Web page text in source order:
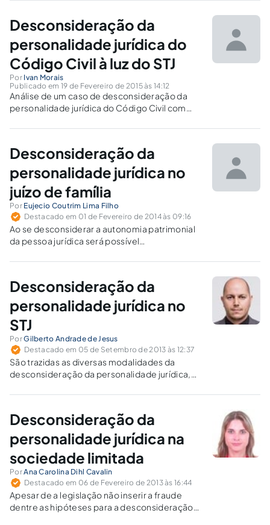
Desconsideração da
personalidade jurídica do
Código Civil à luz do STJ
Por Ivan Morais
Publicado em 19 de Fevereiro de 2015 às 14:12
Análise de um caso de desconsideração da
personalidade jurídica do Código Civil com
de Janeiro de 2015. Tem que ser demonstrado
suficiente a dissolução irregular.
Desconsideração da
personalidade jurídica no
juízo de família
Por Eujecio Coutrim Lima Filho
Destacado em 01 de Fevereiro de 2014 às 09:16
Ao se desconsiderar a autonomia patrimonial
da pessoa jurídica será possível
devido ao ex-cônjuge ou ex-companheiro.
Desconsideração da
personalidade jurídica no
STJ
PorGilberto Andrade de Jesus
Destacado em 05 de Setembro de 2013 às 12:37
São trazidas as diversas modalidades da
desconsideração da personalidade jurídica,
jurisprudência do STJ.
Desconsideração da
personalidade jurídica na
sociedade limitada
PorAna Carolina Dihl Cavalin
Destacado em 06 de Fevereiro de 2013 às 16:44
Apesar de a legislação não inserir a fraude
dentre as hipóteses para a desconsideração